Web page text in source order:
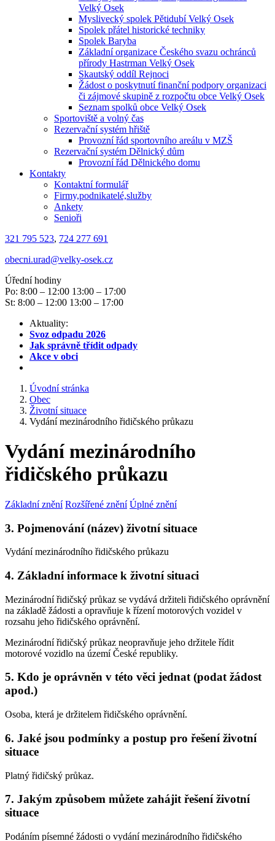
Velký Osek
Myslivecký spolek Pětidubí Velký Osek
Spolek přátel historické techniky
Spolek Baryba
Základní organizace Českého svazu ochránců
přírody Hastrman Velký Osek
Skautský oddíl Rejnoci
Žádost o poskytnutí finanční podpory organizaci
či zájmové skupině z rozpočtu obce Velký Osek
Seznam spolků obce Velký Osek
Sportoviště a volný čas
Rezervační systém hřiště
Provozní řád sportovního areálu v MZŠ
Rezervační systém Dělnický dům
Provozní řád Dělnického domu
Kontakty
Kontaktní formulář
Firmy,podnikatelé,služby
Ankety
Senioři
321 795 523, 724 277 691
obecni.urad@velky-osek.cz
Úřední hodiny
Po: 8:00 – 12:00 13:00 – 17:00
St: 8:00 – 12:00 13:00 – 17:00
Aktuality:
Svoz odpadu 2026
Jak správně třídit odpady
Akce v obci
Úvodní stránka
Obec
Životní situace
Vydání mezinárodního řidičského průkazu
Vydání mezinárodního
řidičského průkazu
Základní znění Rozšířené znění Úplné znění
3. Pojmenování (název) životní situace
Vydání mezinárodního řidičského průkazu
4. Základní informace k životní situaci
Mezinárodní řidičský průkaz se vydává držiteli řidičského oprávnění
na základě žádosti a opravňuje k řízení motorových vozidel v
rozsahu jeho řidičského oprávnění.
Mezinárodní řidičský průkaz neopravňuje jeho držitele řídit
motorové vozidlo na území České republiky.
5. Kdo je oprávněn v této věci jednat (podat žádost
apod.)
Osoba, která je držitelem řidičského oprávnění.
6. Jaké jsou podmínky a postup pro řešení životní
situace
Platný řidičský průkaz.
7. Jakým způsobem můžete zahájit řešení životní
situace
Podáním písemné žádosti o vydání mezinárodního řidičského